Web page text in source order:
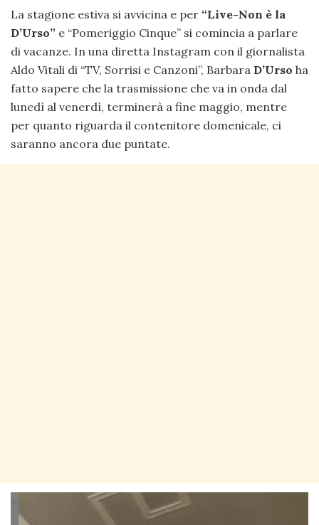
La stagione estiva si avvicina e per “Live-Non è la
D’Urso” e “Pomeriggio Cinque” si comincia a parlare
di vacanze. In una diretta Instagram con il giornalista
Aldo Vitali di “TV, Sorrisi e Canzoni”, Barbara D’Urso ha
fatto sapere che la trasmissione che va in onda dal
lunedì al venerdì, terminerà a fine maggio, mentre
per quanto riguarda il contenitore domenicale, ci
saranno ancora due puntate.